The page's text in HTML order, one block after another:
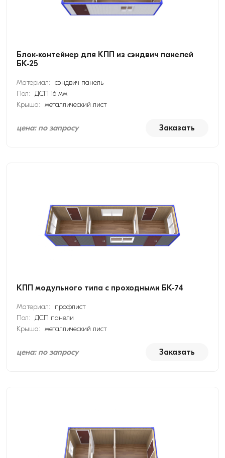
Блок-контейнер для КПП из сэндвич панелей
БК-25
Материал: сэндвич панель
Пол: ДСП 16 мм
Крыша: металлический лист
цена: по запросу Заказать
КПП модульного типа с проходными БК-74
Материал:
профлист
Пол: ДСП панели
Крыша: металлический лист
цена: по запросу Заказать